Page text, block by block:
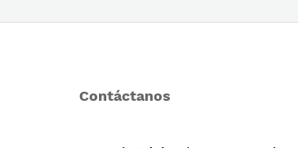
Contáctanos